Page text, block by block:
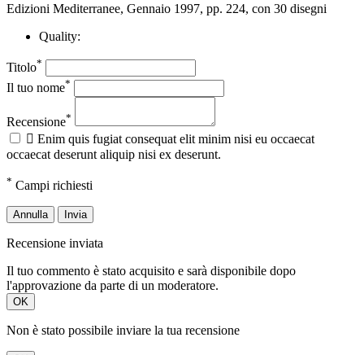
Edizioni Mediterranee, Gennaio 1997, pp. 224, con 30 disegni
Quality:
Titolo*
Il tuo nome*
Recensione*
 Enim quis fugiat consequat elit minim nisi eu occaecat
occaecat deserunt aliquip nisi ex deserunt.
* Campi richiesti
Annulla Invia
Recensione inviata
Il tuo commento è stato acquisito e sarà disponibile dopo
l'approvazione da parte di un moderatore.
OK
Non è stato possibile inviare la tua recensione